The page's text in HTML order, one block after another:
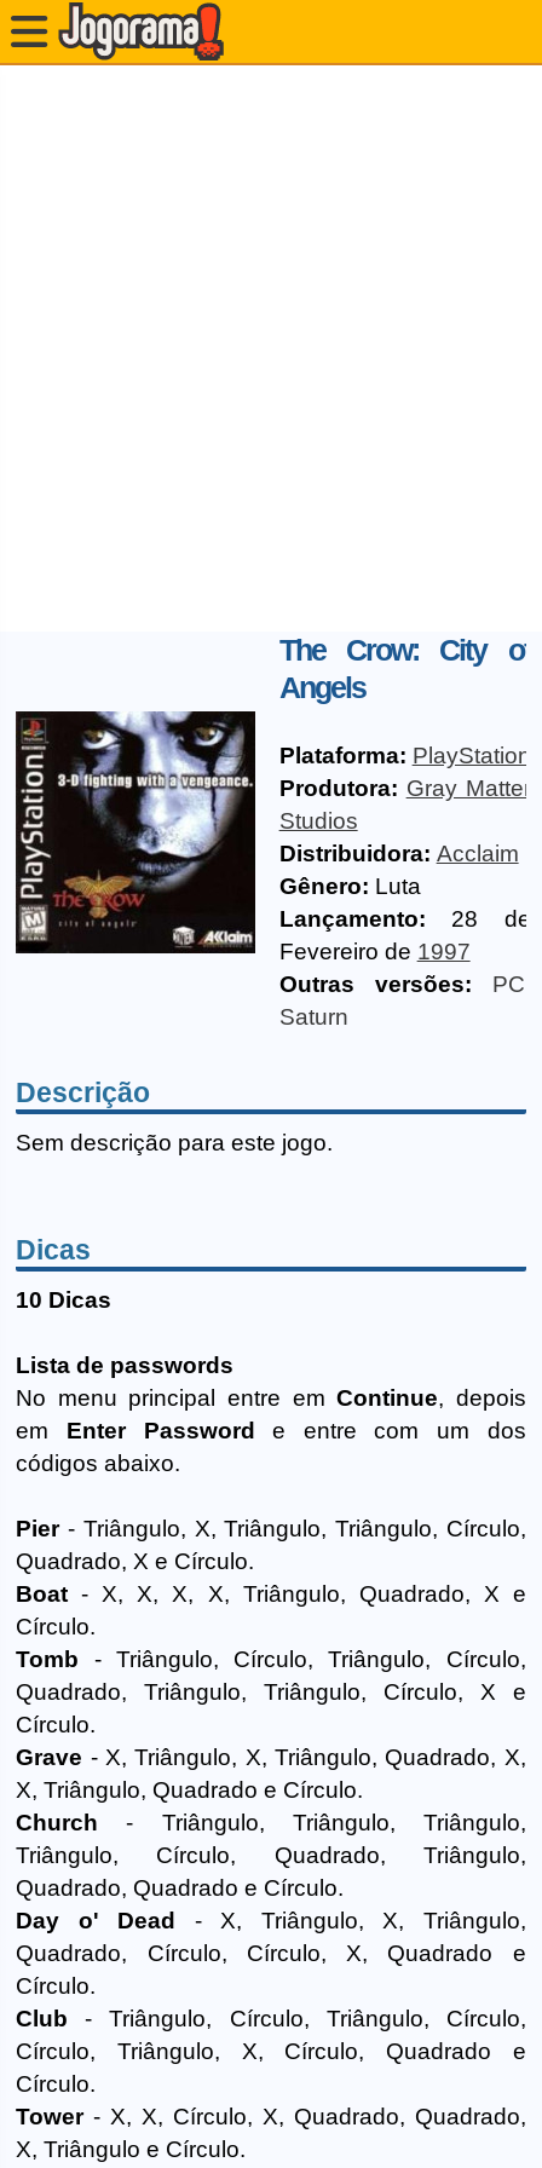
The Crow: City of
Angels
Plataforma: PlayStation
Produtora: Gray Matter
Studios
Distribuidora: Acclaim
Gênero: Luta
Lançamento: 28 de
Fevereiro de 1997
Outras versões:
PC
Saturn
Descrição
Sem descrição para este jogo.
Dicas
10 Dicas
Lista de passwords
No menu principal entre emContinue, depois
em Enter Password
e entre com um dos
códigos abaixo.
Pier- Triângulo, X, Triângulo, Triângulo, Círculo,
Quadrado, X e Círculo.
Boat - X, X, X, X, Triângulo, Quadrado, X e
Círculo.
Tomb - Triângulo, Círculo, Triângulo, Círculo,
Quadrado, Triângulo, Triângulo, Círculo, X e
Círculo.
Grave - X, Triângulo, X, Triângulo, Quadrado, X,
X, Triângulo, Quadrado e Círculo.
Church - Triângulo, Triângulo, Triângulo,
Triângulo, Círculo, Quadrado, Triângulo,
Quadrado, Quadrado e Círculo.
Day o' Dead
- X, Triângulo, X, Triângulo,
Quadrado, Círculo, Círculo, X, Quadrado e
Círculo.
Club - Triângulo, Círculo, Triângulo, Círculo,
Círculo, Triângulo, X, Círculo, Quadrado e
Círculo.
Tower- X, X, Círculo, X, Quadrado, Quadrado,
X, Triângulo e Círculo.